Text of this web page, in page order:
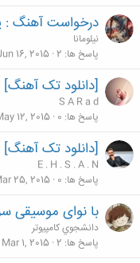
درخواست آهنگ :
نیلومانا
پاسخ ها 2
16, 2015
[دانلود تک
S A R a d
پاسخ ها 0
12, 2015
[دانلود تک
E . H . S . A . N
پاسخ ها 0
25, 2015
با نوای موسیقی
دانشجوي كامپيوتر
پاسخ ها 2
Mar 1, 2015